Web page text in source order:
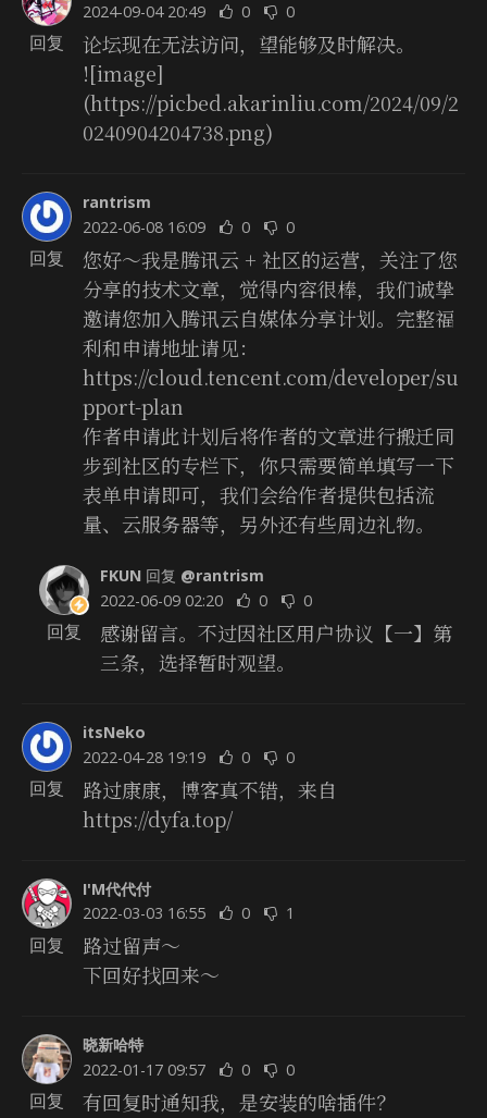
2024-09-04 20:49 0 0
论坛现在无法访问，望能够及时解决。
![image]
(https://picbed.akarinliu.com/2024/09/2
0240904204738.png)
回复
rantrism
2022-06-08 16:09
0 0
您好～我是腾讯云 + 社区的运营，关注了您
分享的技术文章，觉得内容很棒，我们诚挚
邀请您加入腾讯云自媒体分享计划。完整福
利和申请地址请见：
https://cloud.tencent.com/developer/su
pport-plan
作者申请此计划后将作者的文章进行搬迁同
步到社区的专栏下，你只需要简单填写一下
表单申请即可，我们会给作者提供包括流
量、云服务器等，另外还有些周边礼物。
回复
FKUN 回复 @rantrism
2022-06-09 02:20
0 0
感谢留言。不过因社区用户协议【一】第
三条，选择暂时观望。
回复
itsNeko
2022-04-28 19:19
0 0
路过康康，博客真不错，来自
https://dyfa.top/
回复
I'M代代付
2022-03-03 16:55
0 1
路过留声～
下回好找回来～
回复
晓新哈特
2022-01-17 09:57
0 0
有回复时通知我，是安装的啥插件？
回复